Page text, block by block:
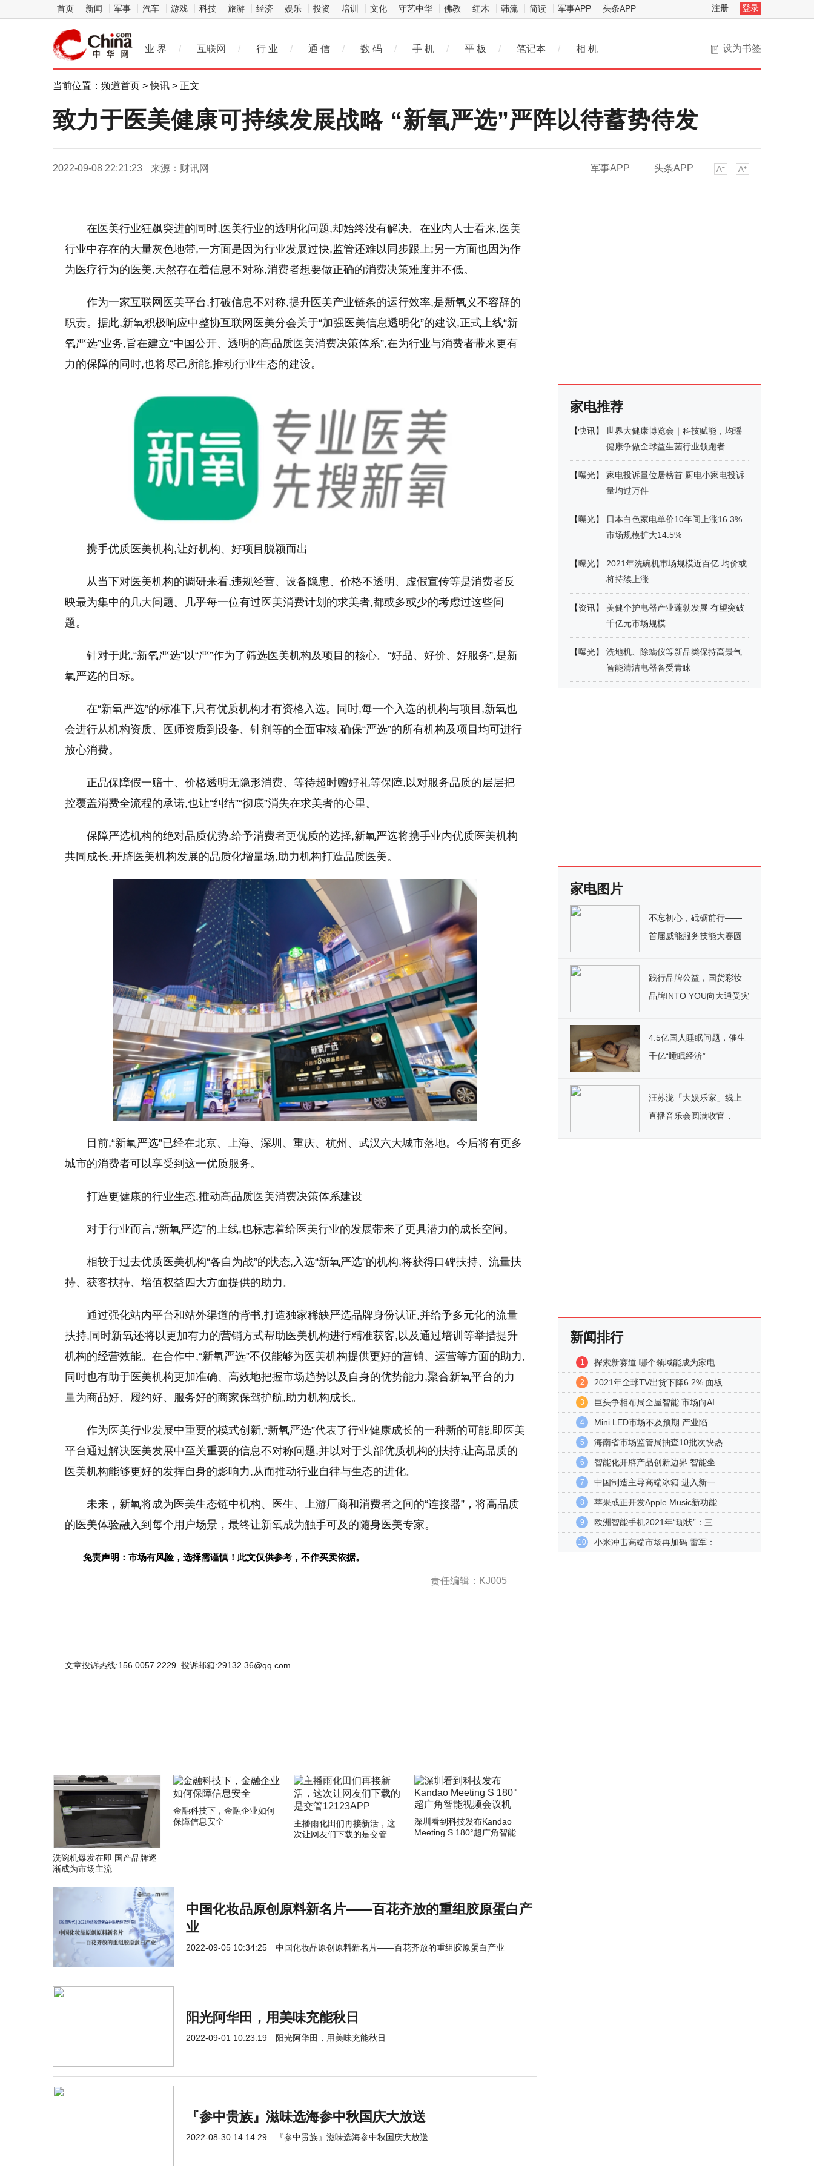
首页 新闻 军事 汽车 游戏 科技 旅游 经济 娱乐 投资 培训 文化 守艺中华 佛教 红木 韩流 简读 军事APP 头条APP 注册 登录
设为书签
业 界 / 互联网 / 行 业 / 通 信 / 数 码 / 手 机 / 平 板 / 笔记本 / 相 机
当前位置： 频道首页 >快讯 > 正文
致力于医美健康可持续发展战略 “新氧严选”严阵以待蓄势待发
2022-09-08 22:21:23 来源：财讯网 军事APP 头条APP
在医美行业狂飙突进的同时,医美行业的透明化问题,却始终没有解决。在业内人士看来,医美
行业中存在的大量灰色地带,一方面是因为行业发展过快,监管还难以同步跟上;另一方面也因为作
为医疗行为的医美,天然存在着信息不对称,消费者想要做正确的消费决策难度并不低。
作为一家互联网医美平台,打破信息不对称,提升医美产业链条的运行效率,是新氧义不容辞的
职责。据此,新氧积极响应中整协互联网医美分会关于“加强医美信息透明化”的建议,正式上线“新
氧严选”业务,旨在建立“中国公开、透明的高品质医美消费决策体系”,在为行业与消费者带来更有
力的保障的同时,也将尽己所能,推动行业生态的建设。
携手优质医美机构,让好机构、好项目脱颖而出
从当下对医美机构的调研来看,违规经营、设备隐患、价格不透明、虚假宣传等是消费者反
映最为集中的几大问题。几乎每一位有过医美消费计划的求美者,都或多或少的考虑过这些问
题。
针对于此,“新氧严选”以“严”作为了筛选医美机构及项目的核心。“好品、好价、好服务”,是新
氧严选的目标。
在“新氧严选”的标准下,只有优质机构才有资格入选。同时,每一个入选的机构与项目,新氧也
会进行从机构资质、医师资质到设备、针剂等的全面审核,确保“严选”的所有机构及项目均可进行
放心消费。
正品保障假一赔十、价格透明无隐形消费、等待超时赠好礼等保障,以对服务品质的层层把
控覆盖消费全流程的承诺,也让“纠结”“彻底”消失在求美者的心里。
保障严选机构的绝对品质优势,给予消费者更优质的选择,新氧严选将携手业内优质医美机构
共同成长,开辟医美机构发展的品质化增量场,助力机构打造品质医美。
目前,“新氧严选”已经在北京、上海、深圳、重庆、杭州、武汉六大城市落地。今后将有更多
城市的消费者可以享受到这一优质服务。
打造更健康的行业生态,推动高品质医美消费决策体系建设
对于行业而言,“新氧严选”的上线,也标志着给医美行业的发展带来了更具潜力的成长空间。
相较于过去优质医美机构“各自为战”的状态,入选“新氧严选”的机构,将获得口碑扶持、流量扶
持、获客扶持、增值权益四大方面提供的助力。
通过强化站内平台和站外渠道的背书,打造独家稀缺严选品牌身份认证,并给予多元化的流量
扶持,同时新氧还将以更加有力的营销方式帮助医美机构进行精准获客,以及通过培训等举措提升
机构的经营效能。在合作中,“新氧严选”不仅能够为医美机构提供更好的营销、运营等方面的助力,
同时也有助于医美机构更加准确、高效地把握市场趋势以及自身的优势能力,聚合新氧平台的力
量为商品好、履约好、服务好的商家保驾护航,助力机构成长。
作为医美行业发展中重要的模式创新,“新氧严选”代表了行业健康成长的一种新的可能,即医美
平台通过解决医美发展中至关重要的信息不对称问题,并以对于头部优质机构的扶持,让高品质的
医美机构能够更好的发挥自身的影响力,从而推动行业自律与生态的进化。
未来，新氧将成为医美生态链中机构、医生、上游厂商和消费者之间的“连接器”，将高品质
的医美体验融入到每个用户场景，最终让新氧成为触手可及的随身医美专家。
免责声明：市场有风险，选择需谨慎！此文仅供参考，不作买卖依据。
责任编辑：KJ005
文章投诉热线:156 0057 2229 投诉邮箱:29132 36@qq.com
洗碗机爆发在即 国产品牌逐
渐成为市场主流
金融科技下，金融企业如何
保障信息安全
主播雨化田们再接新活，这
次让网友们下载的是交管
深圳看到科技发布Kandao
Meeting S 180°超广角智能
中国化妆品原创原料新名片——百花齐放的重组胶原蛋白产
业
2022-09-05 10:34:25 中国化妆品原创原料新名片——百花齐放的重组胶原蛋白产业
阳光阿华田，用美味充能秋日
2022-09-01 10:23:19 阳光阿华田，用美味充能秋日
『参中贵族』滋味选海参中秋国庆大放送
2022-08-30 14:14:29 『参中贵族』滋味选海参中秋国庆大放送
家电推荐
【快讯】
世界大健康博览会｜科技赋能，均瑶
健康争做全球益生菌行业领跑者
【曝光】
家电投诉量位居榜首 厨电小家电投诉
量均过万件
【曝光】
日本白色家电单价10年间上涨16.3%
市场规模扩大14.5%
【曝光】
2021年洗碗机市场规模近百亿 均价或
将持续上涨
【资讯】
美健个护电器产业蓬勃发展 有望突破
千亿元市场规模
【曝光】
洗地机、除螨仪等新品类保持高景气
智能清洁电器备受青睐
家电图片
不忘初心，砥砺前行——
首届威能服务技能大赛圆
践行品牌公益，国货彩妆
品牌INTO YOU向大通受灾
4.5亿国人睡眠问题，催生
千亿“睡眠经济”
汪苏泷「大娱乐家」线上
直播音乐会圆满收官，
新闻排行
1 探索新赛道 哪个领域能成为家电...
2 2021年全球TV出货下降6.2% 面板...
3 巨头争相布局全屋智能 市场向AI...
4 Mini LED市场不及预期 产业陷...
5 海南省市场监管局抽查10批次快热...
6 智能化开辟产品创新边界 智能坐...
7 中国制造主导高端冰箱 进入新一...
8 苹果或正开发Apple Music新功能...
9 欧洲智能手机2021年“现状”：三...
10 小米冲击高端市场再加码 雷军：...